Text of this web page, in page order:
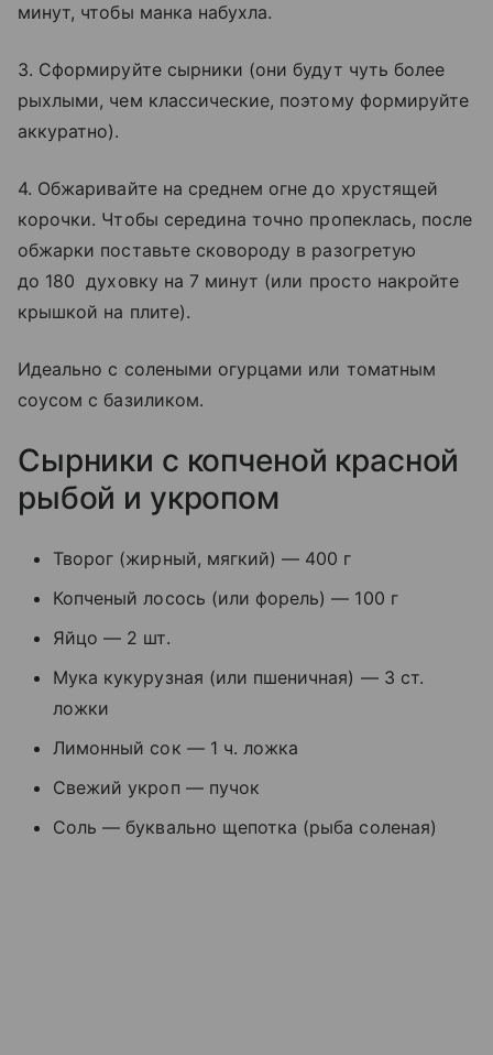
минут, чтобы манка набухла.
3. Сформируйте сырники (они будут чуть более
рыхлыми, чем классические, поэтому формируйте
аккуратно).
4. Обжаривайте на среднем огне до хрустящей
корочки. Чтобы середина точно пропеклась, после
обжарки поставьте сковороду в разогретую
до 180 духовку на 7 минут (или просто накройте
крышкой на плите).
Идеально с солеными огурцами или томатным
соусом с базиликом.
Сырники с копченой красной
рыбой и укропом
Творог (жирный, мягкий) — 400 г
Копченый лосось (или форель) — 100 г
Яйцо — 2 шт.
Мука кукурузная (или пшеничная) — 3 ст.
ложки
Лимонный сок — 1 ч. ложка
Свежий укроп — пучок
Соль — буквально щепотка (рыба соленая)